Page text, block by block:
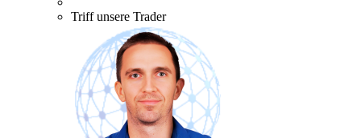
Triff unsere Trader